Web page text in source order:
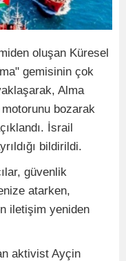
oluşan Küresel
gemisinin çok
Alma
bozarak
İsrail
bildirildi.
güvenlik
atarken,
iletişim yeniden
aktivist Ayçin